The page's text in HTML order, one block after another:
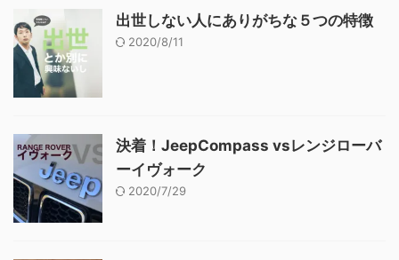
出世しない人にありがちな５つの特徴
2020/8/11
決着！JeepCompass vsレンジローバ
ーイヴォーク
2020/7/29